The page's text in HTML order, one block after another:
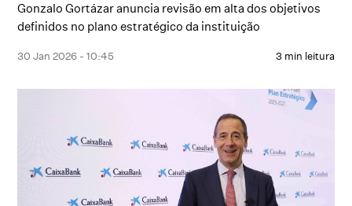
Gonzalo Gortázar anuncia revisão em alta dos objetivos
definidos no plano estratégico da instituição
30 Jan 2026 - 10:45 3 min leitura